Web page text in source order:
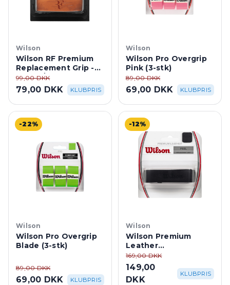
Wilson
Wilson RF Premium
Replacement Grip -
Brown/Black
99,00 DKK
79,00 DKK KLUBPRIS
Wilson
Wilson Pro Overgrip
Pink (3-stk)
89,00 DKK
69,00 DKK KLUBPRIS
-22%
Wilson
Wilson Pro Overgrip
Blade (3-stk)
89,00 DKK
69,00 DKK KLUBPRIS
-12%
Wilson
Wilson Premium
Leather
Erstatningsgreb -
Black
169,00 DKK
149,00
DKK
KLUBPRIS